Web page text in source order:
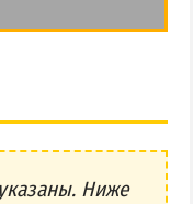
Ниже